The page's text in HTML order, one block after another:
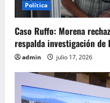
e
n
t
r
Política
Caso Ruffo: Morena
respalda investigación de
admin julio 17, 2026